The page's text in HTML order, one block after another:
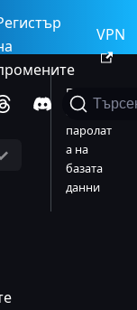
VPN
Промян
а на
паролат
а на
базата
данни